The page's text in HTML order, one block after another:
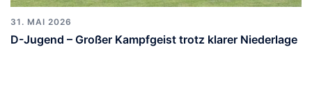
31. MAI 2026
D-Jugend – Großer Kampfgeist trotz klarer Niederlage